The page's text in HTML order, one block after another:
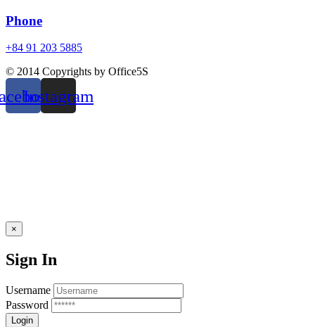
Phone
+84 91 203 5885
© 2014 Copyrights by Office5S
Instagram
×
Sign In
Username
Password